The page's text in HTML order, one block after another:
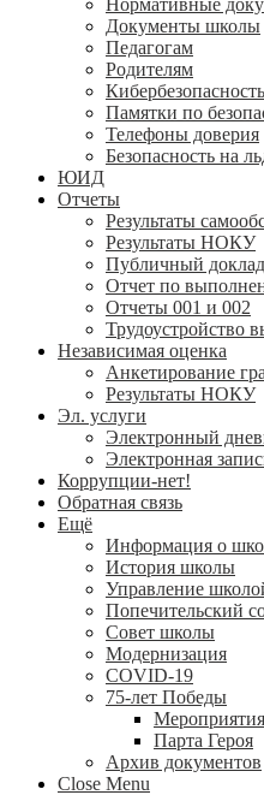
Нормативные
Документы школы
Педагогам
Родителям
Кибербезопасность
Памятки по
Телефоны доверия
Безопасность на
ЮИД
Отчеты
Результаты
Результаты НОКУ
Публичный доклад
Отчет по
Отчеты 001 и 002
Трудоустройство
Независимая оценка
Анкетирование
Результаты НОКУ
Эл. услуги
Электронный
Электронная
Коррупции-нет!
Обратная связь
Ещё
Информация о
История школы
Управление
Попечительский
Совет школы
Модернизация
COVID-19
75-лет Победы
Мероприятия
Парта Героя
Архив документов
Close Menu